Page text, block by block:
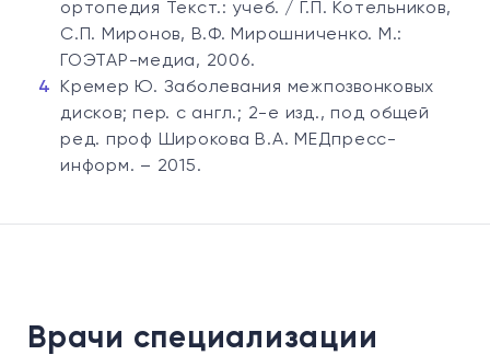
ортопедия Текст.: учеб. / Г.П. Котельников,
С.П. Миронов, В.Ф. Мирошниченко. М.:
ГОЭТАР-медиа, 2006.
Кремер Ю. Заболевания межпозвонковых
дисков; пер. с англ.; 2-е изд., под общей
ред. проф Широкова В.А. МЕДпресс-
информ. – 2015.
Врачи специализации